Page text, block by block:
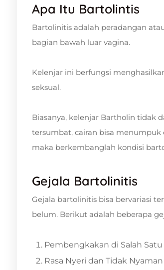
Apa Itu Bartolintis
Bartolinitis adalah peradangan
bagian bawah luar vagina.
Kelenjar ini berfungsi
seksual.
Biasanya, kelenjar Bartholin tidak
tersumbat, cairan bisa
maka berkembanglah kondisi
Gejala Bartolinitis
Gejala bartolinitis bisa bervariasi
belum. Berikut adalah beberapa
Pembengkakan di Salah Satu
Rasa Nyeri dan Tidak Nyaman